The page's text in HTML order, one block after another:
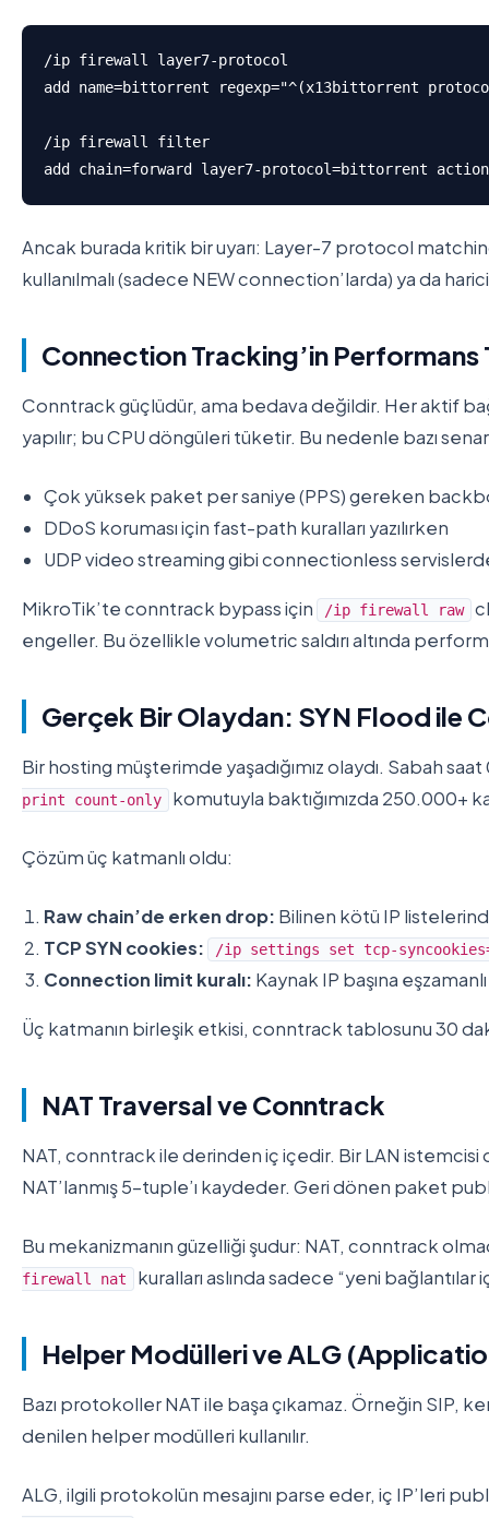
/ip firewall layer7-protocol
add name=bittorrent regexp="^(x13bittorrent
/ip firewall filter
Ancak burada kritik bir uyarı: Layer-7 protocol
kullanılmalı (sadece NEW connection’larda) ya da
Connection Tracking’in Performans
Conntrack güçlüdür, ama bedava değildir. Her aktif
yapılır; bu CPU döngüleri tüketir. Bu nedenle bazı
Çok yüksek paket per saniye (PPS) gereken
DDoS koruması için fast-path kuralları yazılırken
UDP video streaming gibi connectionless
MikroTik’te conntrack bypass için /ip firewall raw
engeller. Bu özellikle volumetric saldırı altında
Gerçek Bir Olaydan: SYN Flood ile
Bir hosting müşterimde yaşadığımız olaydı. Sabah
print count-only komutuyla baktığımızda 250.000+
Çözüm üç katmanlı oldu:
Raw chain’de erken drop: Bilinen kötü IP
TCP SYN cookies:
/ip settings set tcp-
Connection limit kuralı: Kaynak IP başına eşzamanlı
Üç katmanın birleşik etkisi, conntrack tablosunu 30
NAT Traversal ve Conntrack
NAT, conntrack ile derinden iç içedir. Bir LAN
NAT’lanmış 5-tuple’ı kaydeder. Geri dönen paket
Bu mekanizmanın güzelliği şudur: NAT, conntrack
firewall nat kuralları aslında sadece “yeni
Helper Modülleri ve ALG
Bazı protokoller NAT ile başa çıkamaz. Örneğin SIP,
denilen helper modülleri kullanılır.
ALG, ilgili protokolün mesajını parse eder, iç IP’leri